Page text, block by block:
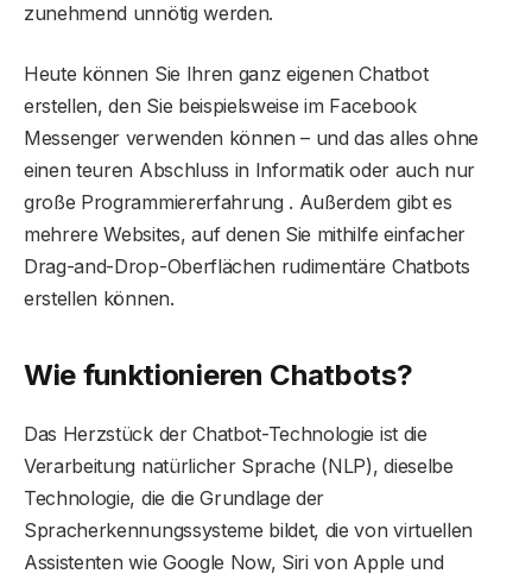
zunehmend unnötig werden.
Heute können Sie Ihren ganz eigenen Chatbot
erstellen, den Sie beispielsweise im Facebook
Messenger verwenden können – und das alles ohne
einen teuren Abschluss in Informatik oder auch nur
große Programmiererfahrung . Außerdem gibt es
mehrere Websites, auf denen Sie mithilfe einfacher
Drag-and-Drop-Oberflächen rudimentäre Chatbots
erstellen können.
Wie funktionieren Chatbots?
Das Herzstück der Chatbot-Technologie ist die
Verarbeitung natürlicher Sprache (NLP), dieselbe
Technologie, die die Grundlage der
Spracherkennungssysteme bildet, die von virtuellen
Assistenten wie Google Now, Siri von Apple und